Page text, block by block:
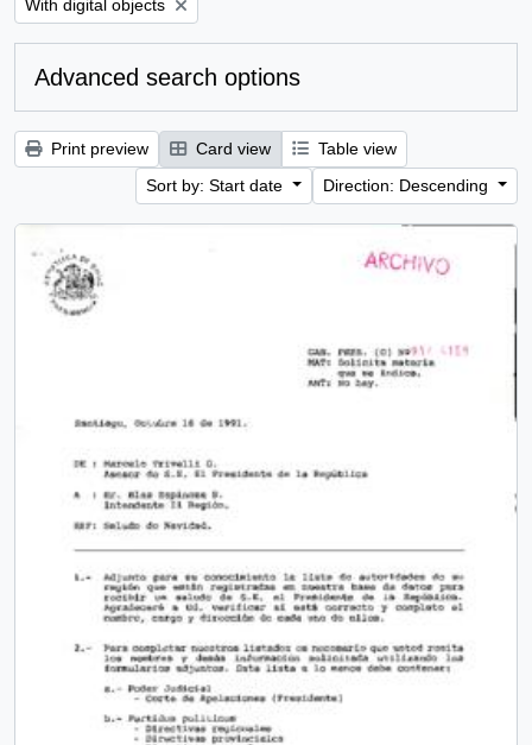
With digital objects
Advanced search options
Print preview Card view
Table view
Sort by: Start date
Direction: Descending